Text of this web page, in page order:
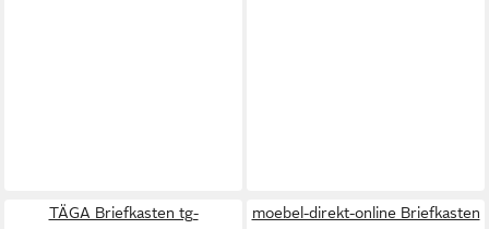
TÄGA Briefkasten tg-
moebel-direkt-online Briefkasten